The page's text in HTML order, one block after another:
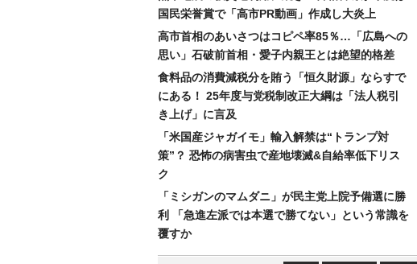
国民栄誉賞で「高市PR動画」作成し大炎上
高市首相のあいさつはコピペ率85％…「広島への
思い」石破前首相・愛子内親王とは絶望的格差
食料品の消費減税分を賄う「恒久財源」ならすで
にある！ 25年度与党税制改正大綱は「法人税引
き上げ」に言及
「米国産ジャガイモ」輸入解禁は“トランプ対
策”？ 恐怖の病害虫で産地壊滅&自給率低下リス
ク
「ミシガンのマムダニ」が民主党上院予備選に勝
利 「急進左派では本選で勝てない」という常識を
覆すか